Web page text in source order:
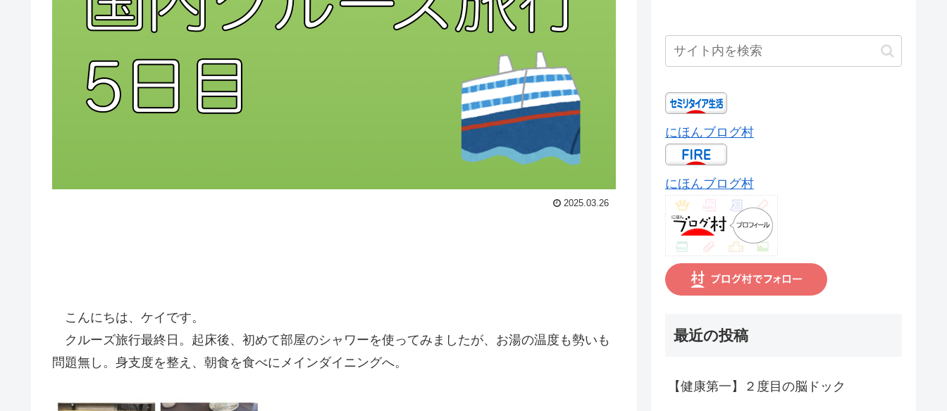
2025.03.26
こんにちは、ケイです。
クルーズ旅行最終日。起床後、初めて部屋のシャワーを使ってみましたが、お湯の温度も勢いも
問題無し。身支度を整え、朝食を食べにメインダイニングへ。
にほんブログ村
にほんブログ村
最近の投稿
【健康第一】２度目の脳ドック